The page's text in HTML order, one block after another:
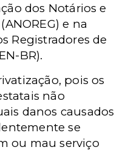
dos Notários e
e na
Registradores de
BR).
pois os
não
danos causados
se
ou mau serviço